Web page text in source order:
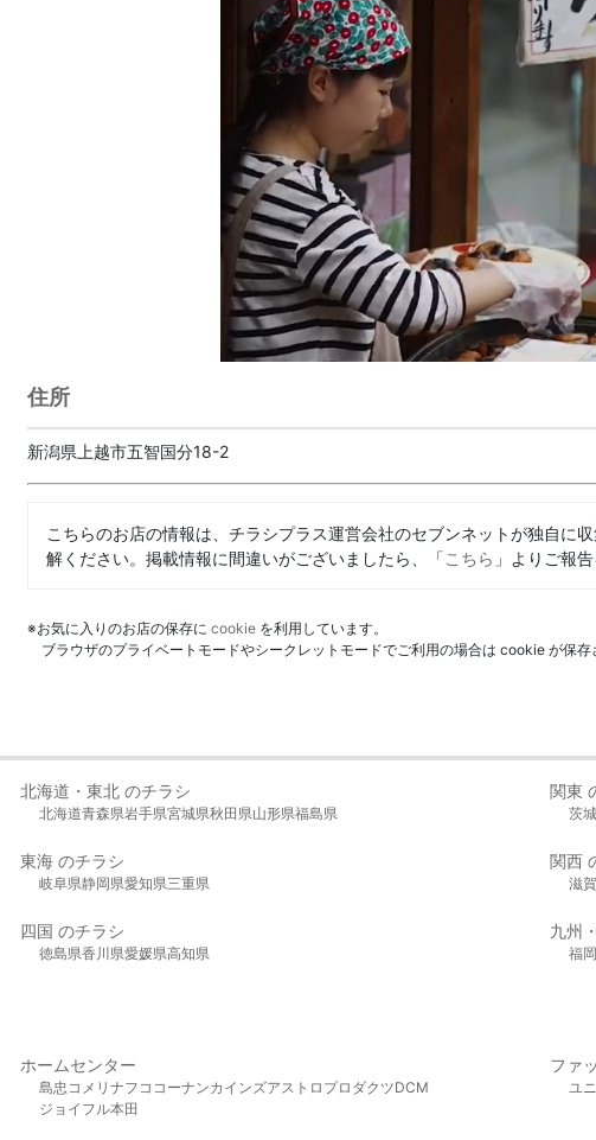
住所
新潟県上越市五智国分18-2
こちらのお店の情報は、チラシプラス運営会社のセブンネットが独自に
解ください。掲載情報に間違いがございましたら、「こちら 」よりご報
※お気に入りのお店の保存に cookie を利用しています。
ブラウザのプライベートモードやシークレットモードでご利用の場合は cookie が保存
北海道・東北 のチラシ
北海道青森県岩手県宮城県秋田県山形県福島県
関東
茨
東海 のチラシ
岐阜県静岡県愛知県三重県
関西
滋
四国 のチラシ
徳島県香川県愛媛県高知県
九州
福
ホームセンター
島忠 コメリ ナフコ コーナンカインズアストロプロダクツDCM
ジョイフル本田
ファ
ユ